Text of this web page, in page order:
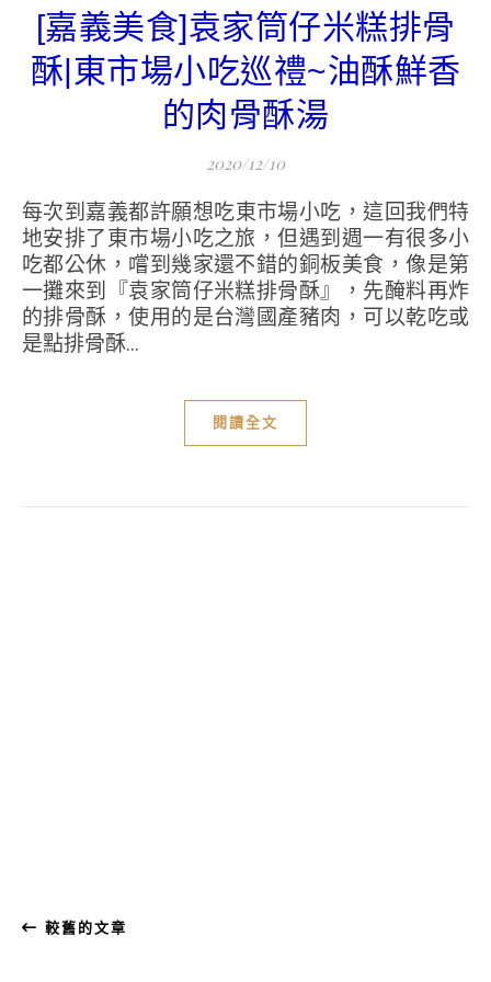
[嘉義美食]袁家筒仔米糕排骨
酥|東市場小吃巡禮~油酥鮮香
的肉骨酥湯
2020/12/10
每次到嘉義都許願想吃東市場小吃，這回我們特
地安排了東市場小吃之旅，但遇到週一有很多小
吃都公休，嚐到幾家還不錯的銅板美食，像是第
一攤來到『袁家筒仔米糕排骨酥』，先醃料再炸
的排骨酥，使用的是台灣國產豬肉，可以乾吃或
是點排骨酥...
閱讀全文
較舊的文章